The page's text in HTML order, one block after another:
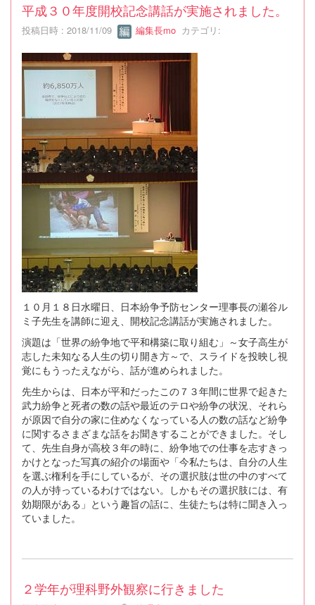
平成３０年度開校記念講話が実施されました。
投稿日時 : 2018/11/09 編集長mo カテゴリ:
１０月１８日水曜日、日本紛争予防センター理事長の瀬谷ル
ミ子先生を講師に迎え、開校記念講話が実施されました。
演題は「世界の紛争地で平和構築に取り組む」～女子高生が
志した未知なる人生の切り開き方～で、スライドを投映し視
覚にもうったえながら、話が進められました。
先生からは、日本が平和だったこの７３年間に世界で起きた
武力紛争と死者の数の話や最近のテロや紛争の状況、それら
が原因で自分の家に住めなくなっている人の数の話など紛争
に関するさまざまな話をお聞きすることができました。そし
て、先生自身が高校３年の時に、紛争地での仕事を志すきっ
かけとなった写真の紹介の場面や「今私たちは、自分の人生
を選ぶ権利を手にしているが、その選択肢は世の中のすべて
の人が持っているわけではない。しかもその選択肢には、有
効期限がある」という趣旨の話に、生徒たちは特に聞き入っ
ていました。
２学年が理科野外観察に行きました